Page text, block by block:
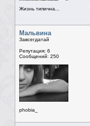
Жизнь типична...
Мальвина
Завсегдатай
Репутация: 6
Сообщений: 250
phobia_